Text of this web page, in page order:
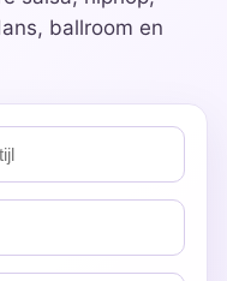
ballroom en